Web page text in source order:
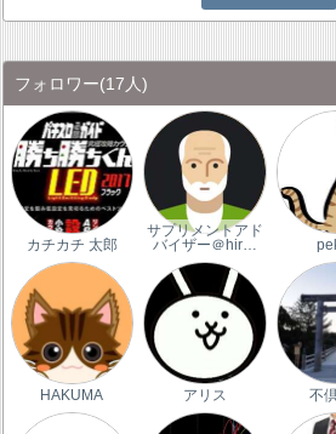
フォロワー(17人)
カチカチ 太郎
サプリメントアド
バイザー＠hir…
HAKUMA アリス 不